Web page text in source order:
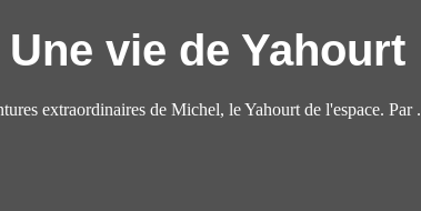
Une vie de Yahourt
extraordinaires de Michel, le Yahourt de l'espace. Par .